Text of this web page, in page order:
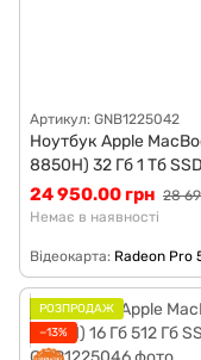
Артикул: GNB1225042
Ноутбук Apple
8850H) 32 Гб 1 Тб
24 950.00 грн 28
Немає в наявності
Відеокарта Radeon Pro
РОЗПРОДАЖ
−13%